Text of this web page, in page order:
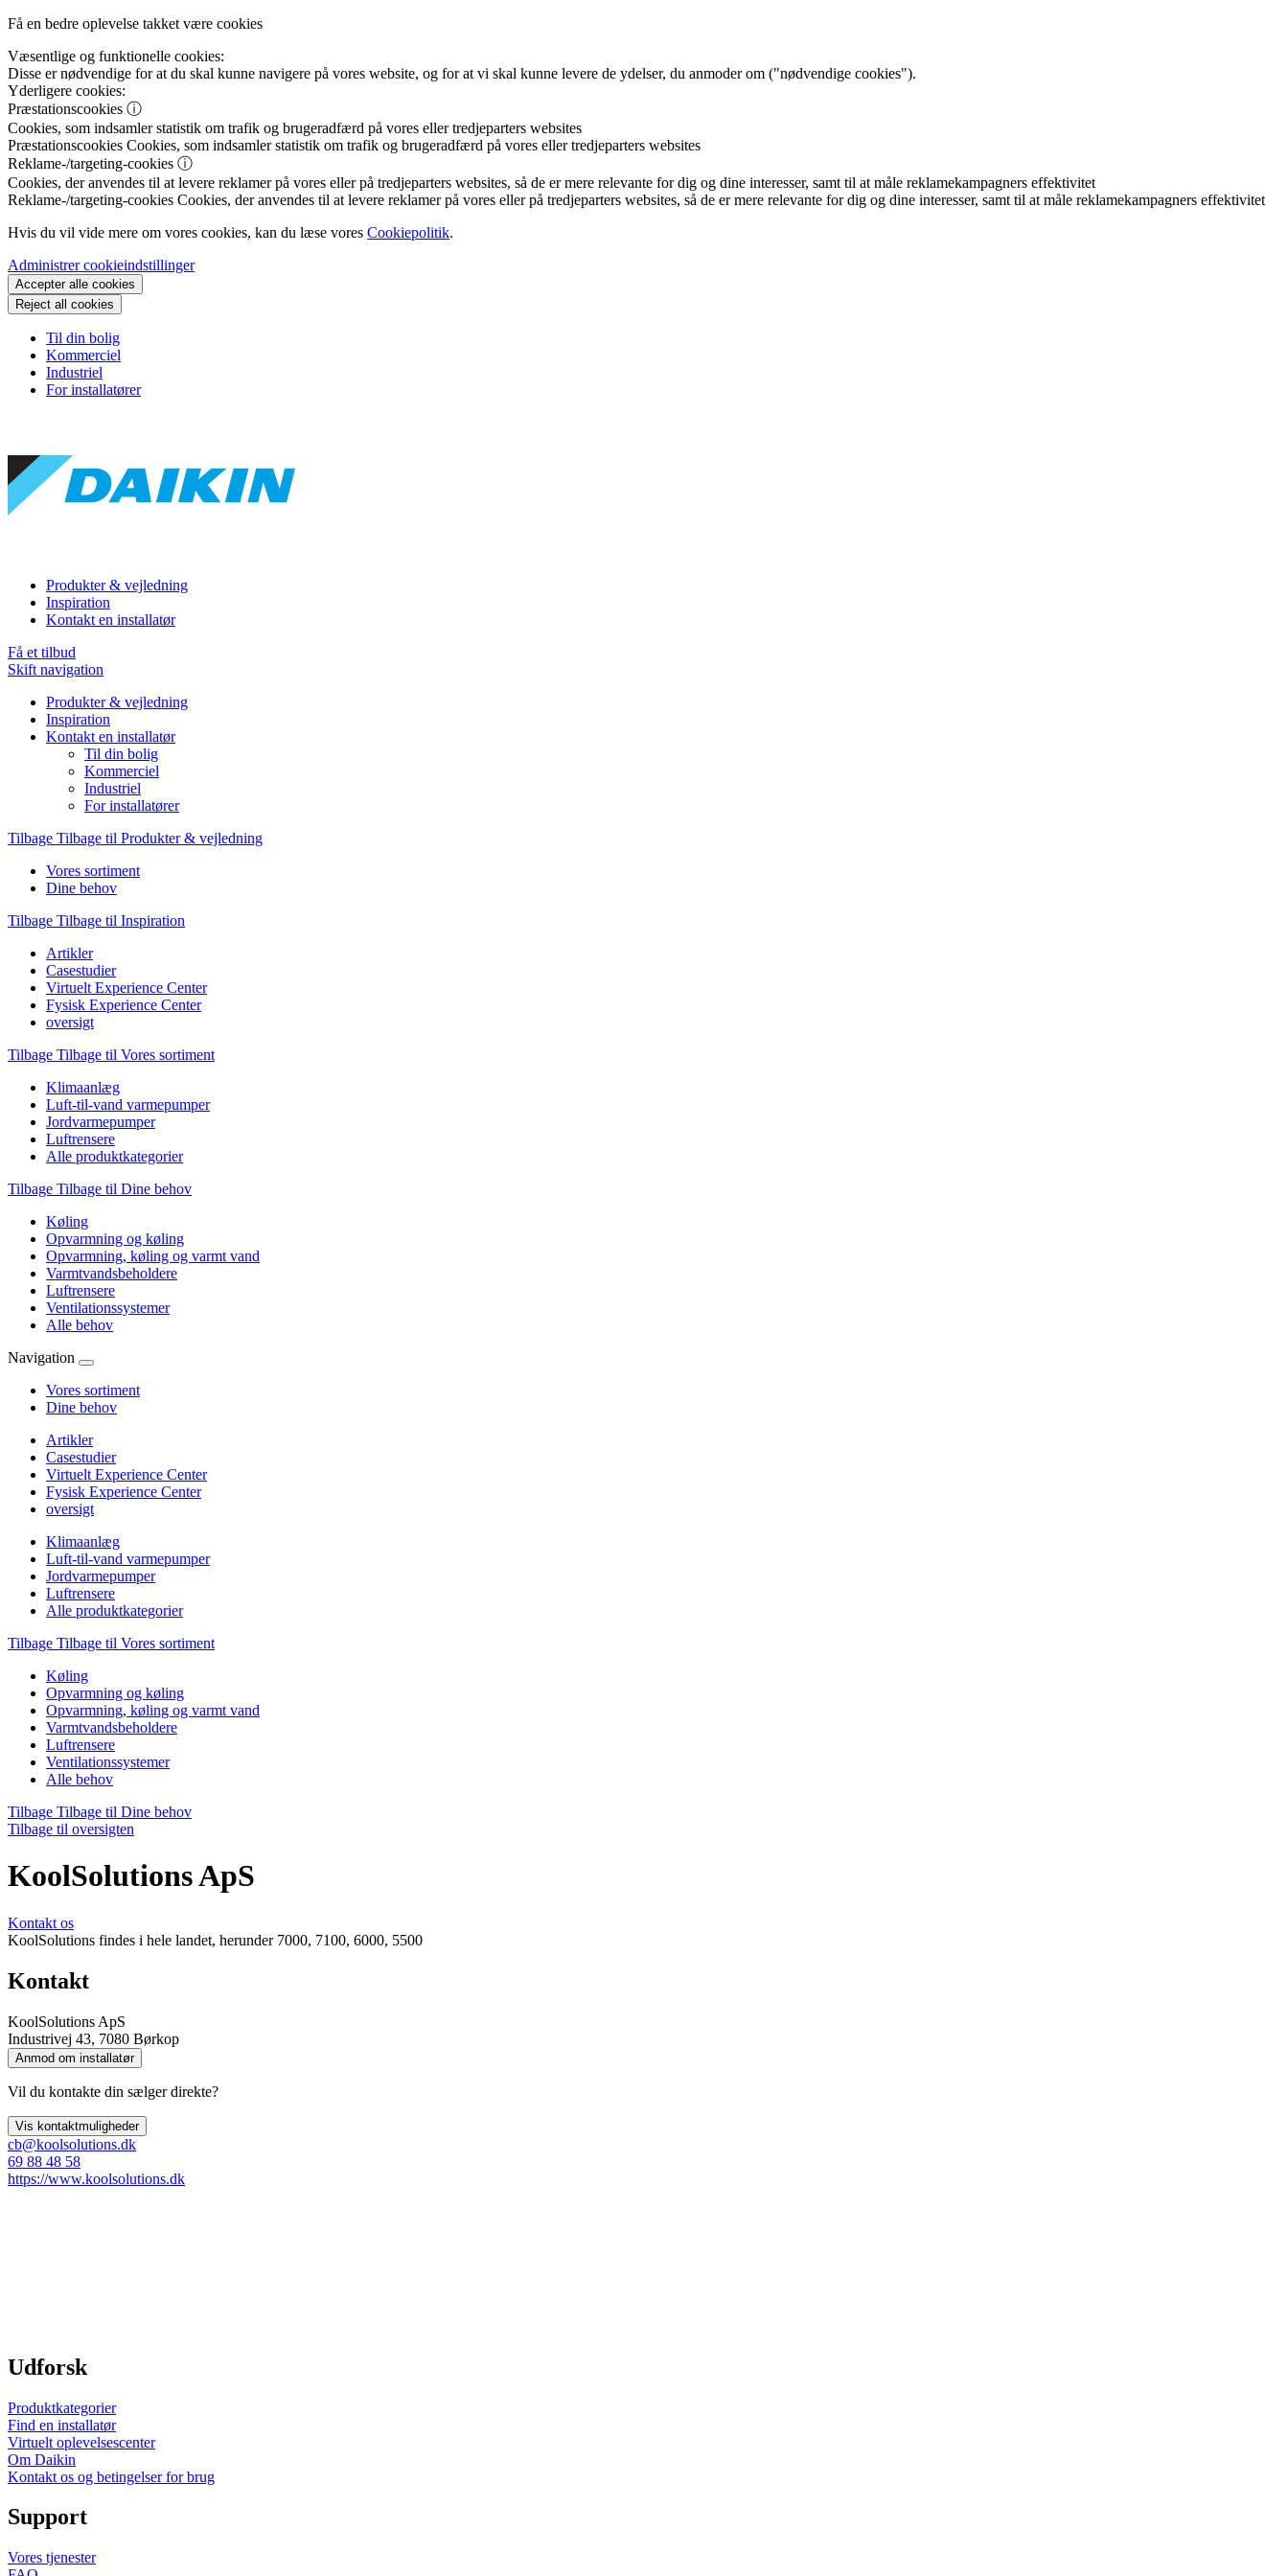
Få en bedre oplevelse takket være cookies
Væsentlige og funktionelle cookies:
Disse er nødvendige for at du skal kunne navigere på vores website, og for at vi skal kunne levere de ydelser, du anmoder om ("nødvendige cookies").
Yderligere cookies:
Præstationscookies ⓘ
Cookies, som indsamler statistik om trafik og brugeradfærd på vores eller tredjeparters websites
Præstationscookies Cookies, som indsamler statistik om trafik og brugeradfærd på vores eller tredjeparters websites
Reklame-/targeting-cookies ⓘ
Cookies, der anvendes til at levere reklamer på vores eller på tredjeparters websites, så de er mere relevante for dig og dine interesser, samt til at måle reklamekampagners effektivitet
Reklame-/targeting-cookies Cookies, der anvendes til at levere reklamer på vores eller på tredjeparters websites, så de er mere relevante for dig og dine interesser, samt til at måle reklamekampagners effektivitet
Hvis du vil vide mere om vores cookies, kan du læse vores Cookiepolitik.
Administrer cookieindstillinger
Accepter alle cookies
Reject all cookies
Til din bolig
Kommerciel
Industriel
For installatører
Produkter & vejledning
Inspiration
Kontakt en installatør
Få et tilbud
Skift navigation
Produkter & vejledning
Inspiration
Kontakt en installatør
Til din bolig
Kommerciel
Industriel
For installatører
Tilbage Tilbage til Produkter & vejledning
Vores sortiment
Dine behov
Tilbage Tilbage til Inspiration
Artikler
Casestudier
Virtuelt Experience Center
Fysisk Experience Center
oversigt
Tilbage Tilbage til Vores sortiment
Klimaanlæg
Luft-til-vand varmepumper
Jordvarmepumper
Luftrensere
Alle produktkategorier
Tilbage Tilbage til Dine behov
Køling
Opvarmning og køling
Opvarmning, køling og varmt vand
Varmtvandsbeholdere
Luftrensere
Ventilationssystemer
Alle behov
Navigation
Vores sortiment
Dine behov
Artikler
Casestudier
Virtuelt Experience Center
Fysisk Experience Center
oversigt
Klimaanlæg
Luft-til-vand varmepumper
Jordvarmepumper
Luftrensere
Alle produktkategorier
Tilbage Tilbage til Vores sortiment
Køling
Opvarmning og køling
Opvarmning, køling og varmt vand
Varmtvandsbeholdere
Luftrensere
Ventilationssystemer
Alle behov
Tilbage Tilbage til Dine behov
Tilbage til oversigten
KoolSolutions ApS
Kontakt os
KoolSolutions findes i hele landet, herunder 7000, 7100, 6000, 5500
Kontakt
KoolSolutions ApS
Industrivej 43, 7080 Børkop
Anmod om installatør
Vil du kontakte din sælger direkte?
Vis kontaktmuligheder
cb@koolsolutions.dk
69 88 48 58
https://www.koolsolutions.dk
Udforsk
Produktkategorier
Find en installatør
Virtuelt oplevelsescenter
Om Daikin
Kontakt os og betingelser for brug
Support
Vores tjenester